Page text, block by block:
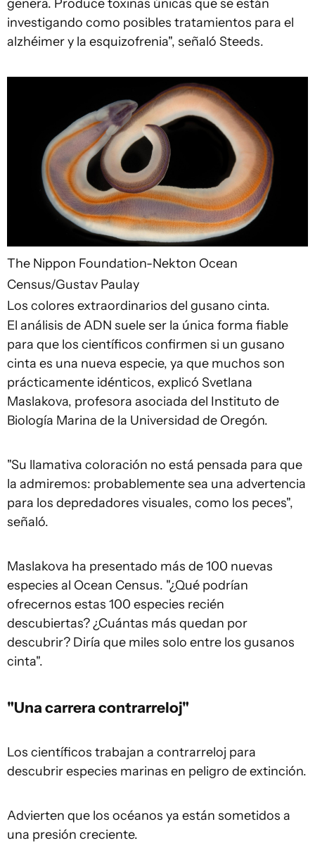
genera. Produce toxinas únicas que se están
investigando como posibles tratamientos para el
alzhéimer y la esquizofrenia", señaló Steeds.
The Nippon Foundation-Nekton Ocean
Census/Gustav Paulay
Los colores extraordinarios del gusano cinta.
El análisis de ADN suele ser la única forma fiable
para que los científicos confirmen si un gusano
cinta es una nueva especie, ya que muchos son
prácticamente idénticos, explicó Svetlana
Maslakova, profesora asociada del Instituto de
Biología Marina de la Universidad de Oregón.
"Su llamativa coloración no está pensada para que
la admiremos: probablemente sea una advertencia
para los depredadores visuales, como los peces",
señaló.
Maslakova ha presentado más de 100 nuevas
especies al Ocean Census. "¿Qué podrían
ofrecernos estas 100 especies recién
descubiertas? ¿Cuántas más quedan por
descubrir? Diría que miles solo entre los gusanos
cinta".
"Una carrera contrarreloj"
Los científicos trabajan a contrarreloj para
descubrir especies marinas en peligro de extinción.
Advierten que los océanos ya están sometidos a
una presión creciente.